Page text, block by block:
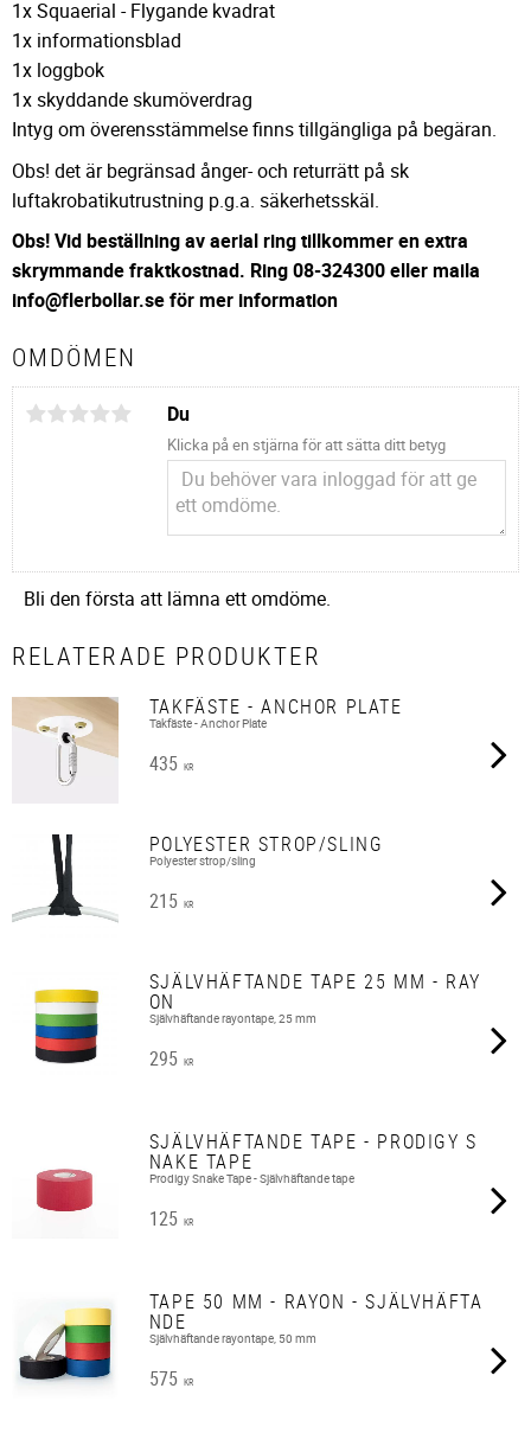
1x Squaerial - Flygande kvadrat
1x informationsblad
1x loggbok
1x skyddande skumöverdrag
Intyg om överensstämmelse finns tillgängliga på begäran.
Obs! det är begränsad ånger- och returrätt på sk
luftakrobatikutrustning p.g.a. säkerhetsskäl.
Obs! Vid beställning av aerial ring tillkommer en extra
skrymmande fraktkostnad. Ring 08-324300 eller maila
info@flerbollar.se för mer information
OMDÖMEN
Du
Klicka på en stjärna för att sätta ditt betyg
Bli den första att lämna ett omdöme.
RELATERADE PRODUKTER
TAKFÄSTE - ANCHOR PLATE
Takfäste - Anchor Plate
435 KR
POLYESTER STROP/SLING
Polyester strop/sling
215 KR
SJÄLVHÄFTANDE TAPE 25 MM - RAY
ON
Självhäftande rayontape, 25 mm
295 KR
SJÄLVHÄFTANDE TAPE - PRODIGY S
NAKE TAPE
Prodigy Snake Tape - Självhäftande tape
125 KR
TAPE 50 MM - RAYON - SJÄLVHÄFTA
NDE
Självhäftande rayontape, 50 mm
575 KR